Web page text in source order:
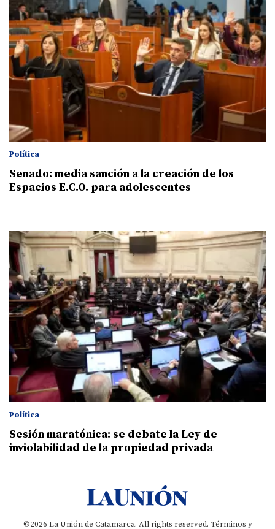
Política
Senado: media sanción a la creación de los
Espacios E.C.O. para adolescentes
Política
Sesión maratónica: se debate la Ley de
inviolabilidad de la propiedad privada
©2026 La Unión de Catamarca. All rights reserved. Términos y